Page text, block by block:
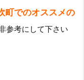
町でのオススメの
参考にして下さい